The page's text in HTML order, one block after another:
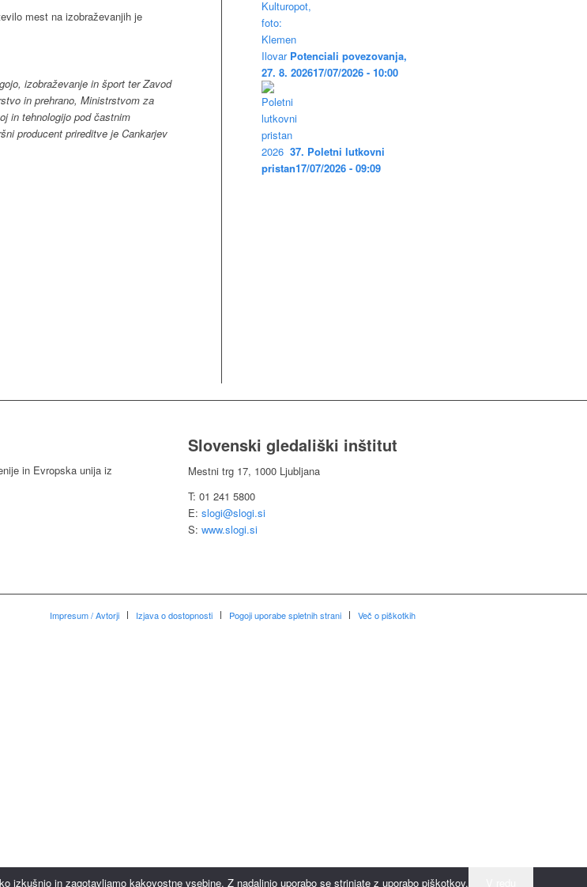
mest na izobraževanjih je
izobraževanje in šport ter Zavod
in prehrano, Ministrstvom za
in tehnologijo pod častnim
producent prireditve je Cankarjev
Potenciali povezovanja,
27. 8. 202617/07/2026 - 10:00
37. Poletni lutkovni
pristan17/07/2026 - 09:09
in Evropska unija iz
Slovenski gledališki inštitut
Mestni trg 17, 1000 Ljubljana
T: 01 241 5800
E: slogi@slogi.si
S: www.slogi.si
Impresum / Avtorji Izjava o dostopnosti Pogoji uporabe spletnih strani Več o piškotkih
izkušnjo in zagotavljamo kakovostne vsebine. Z nadaljnjo uporabo se strinjate z uporabo piškotkov.